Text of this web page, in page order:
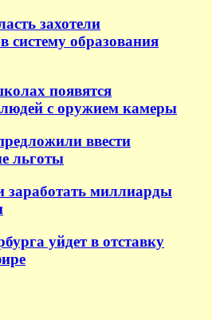
захотели
систему образования
появятся
с оружием камеры
ввести
льготы
заработать миллиарды
уйдет в отставку